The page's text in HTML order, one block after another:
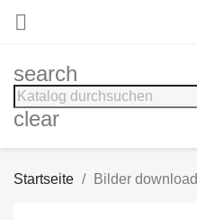

search
clear
Startseite Bilder download